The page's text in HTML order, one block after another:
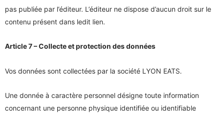
pas publiée par l’éditeur. L’éditeur ne dispose d’aucun droit sur le
contenu présent dans ledit lien.
Article 7 – Collecte et protection des données
Vos données sont collectées par la société LYON EATS.
Une donnée à caractère personnel désigne toute information
concernant une personne physique identifiée ou identifiable